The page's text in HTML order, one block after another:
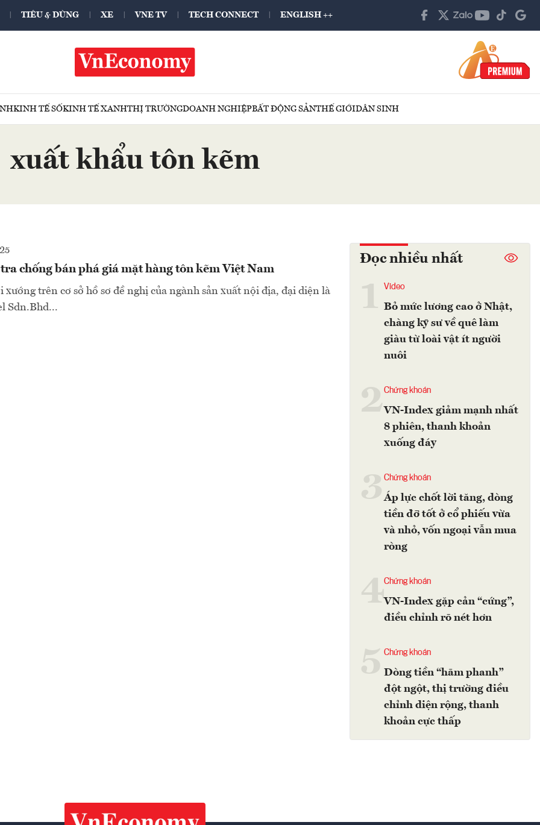
TIÊU & DÙNG XE VNE TV TECH CONNECT ENGLISH ++
KINH TẾ SỐKINH TẾ XANHTHỊ TRƯỜNGDOANH NGHIỆPBẤT ĐỘNG SẢNTHẾ GIỚIDÂN SINH
xuất khẩu tôn kẽm
chống bán phá giá mặt hàng tôn kẽm Việt Nam
xướng trên cơ sở hồ sơ đề nghị của ngành sản xuất nội địa, đại diện là
Sdn.Bhd...
Đọc nhiều nhất
Video
Bỏ mức lương cao ở Nhật,
chàng kỹ sư về quê làm
giàu từ loài vật ít người
nuôi
2Chứng khoán
VN-Index giảm mạnh nhất
8 phiên, thanh khoản
xuống đáy
Chứng khoán
Áp lực chốt lời tăng, dòng
tiền đỡ tốt ở cổ phiếu vừa
và nhỏ, vốn ngoại vẫn mua
ròng
4Chứng khoán
VN-Index gặp cản “cứng”,
điều chỉnh rõ nét hơn
Chứng khoán
Dòng tiền “hãm phanh”
đột ngột, thị trường điều
chỉnh diện rộng, thanh
khoản cực thấp